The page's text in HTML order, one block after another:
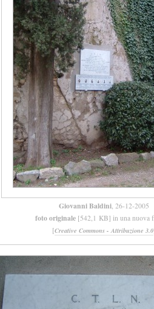
Giovanni Baldini, 26-12-2005
foto originale [542,1 KB] in una nuova
[Creative Commons - Attribuzione 3.0